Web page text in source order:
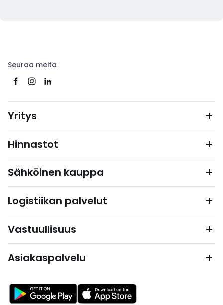
Seuraa meitä
Yritys
Hinnastot
Sähköinen kauppa
Logistiikan palvelut
Vastuullisuus
Asiakaspalvelu